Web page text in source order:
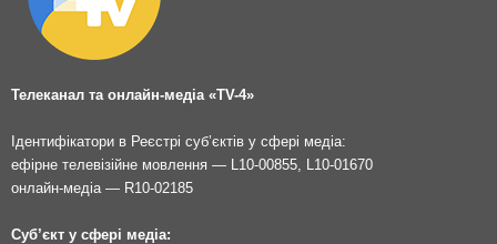
Телеканал та онлайн-медіа «TV-4»
Ідентифікатори в Реєстрі суб’єктів у сфері медіа:
ефірне телевізійне мовлення — L10-00855, L10-01670
онлайн-медіа — R10-02185
Суб’єкт у сфері медіа: